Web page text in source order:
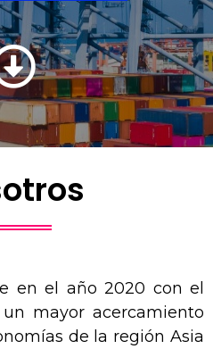
en el año 2020 con el
mayor acercamiento
de la región Asia